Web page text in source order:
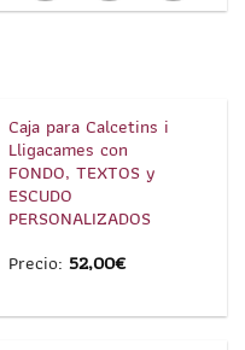
Caja para Calcetins i
Lligacames con
FONDO, TEXTOS y
ESCUDO
PERSONALIZADOS
Precio:52,00€
1/5